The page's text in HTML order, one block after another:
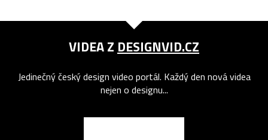
VIDEA Z DESIGNVID.CZ
Jedinečný český design video portál. Každý den nová videa
nejen o designu...